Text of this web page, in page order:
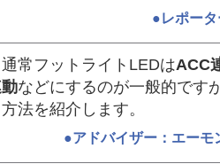
●レポー
常フットライトLEDはACC
などにするのが一般的です
法を紹介します。
●アドバイザー：エーモ